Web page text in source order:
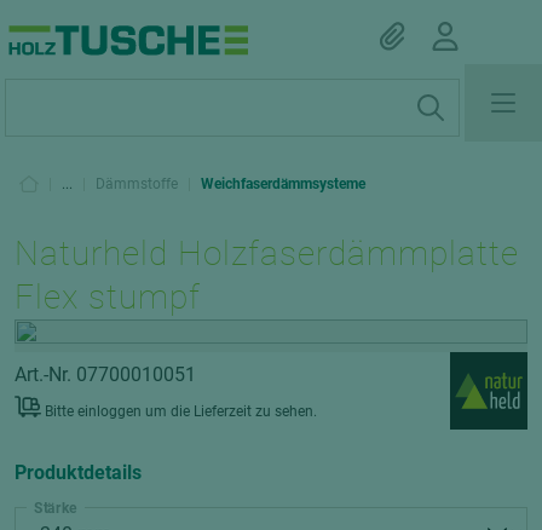
... Dämmstoffe Weichfaserdämmsysteme
Naturheld Holzfaserdämmplatte
Flex stumpf
Art.-Nr. 07700010051
Bitte einloggen um die Lieferzeit zu sehen.
Produktdetails
Stärke